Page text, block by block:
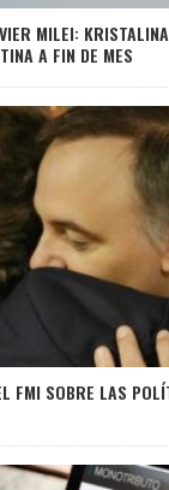
MILEI:
A FIN DE MES
FMI SOBRE LAS